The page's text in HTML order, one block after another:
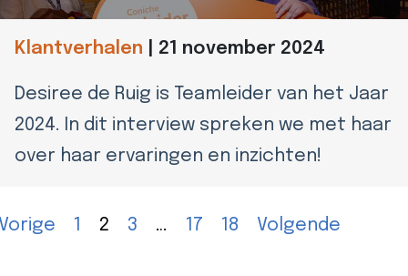
Klantverhalen 21 november 2024
Desiree de Ruig is Teamleider van het Jaar
2024. In dit interview spreken we met haar
over haar ervaringen en inzichten!
1 2 3 … 17 18 Volgende